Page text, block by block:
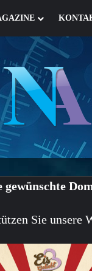
gewünschte
Sie unsere